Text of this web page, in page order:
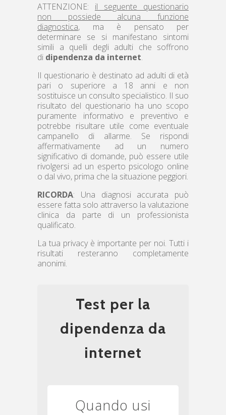
ATTENZIONE: il seguente questionario
non possiede alcuna funzione
diagnostica, ma è pensato per
determinare se si manifestano sintomi
simili a quelli degli adulti che soffrono
di dipendenza da internet.
Il questionario è destinato ad adulti di età
pari o superiore a 18 anni e non
sostituisce un consulto specialistico. Il suo
risultato del questionario ha uno scopo
puramente informativo e preventivo e
potrebbe risultare utile come eventuale
campanello di allarme. Se rispondi
affermativamente ad un numero
significativo di domande, può essere utile
rivolgersi ad un esperto psicologo online
o dal vivo, prima che la situazione peggiori.
RICORDA: Una diagnosi accurata può
essere fatta solo attraverso la valutazione
clinica da parte di un professionista
qualificato.
La tua privacy è importante per noi. Tutti i
risultati resteranno completamente
anonimi.
Test per la
dipendenza da
internet
Quando usi